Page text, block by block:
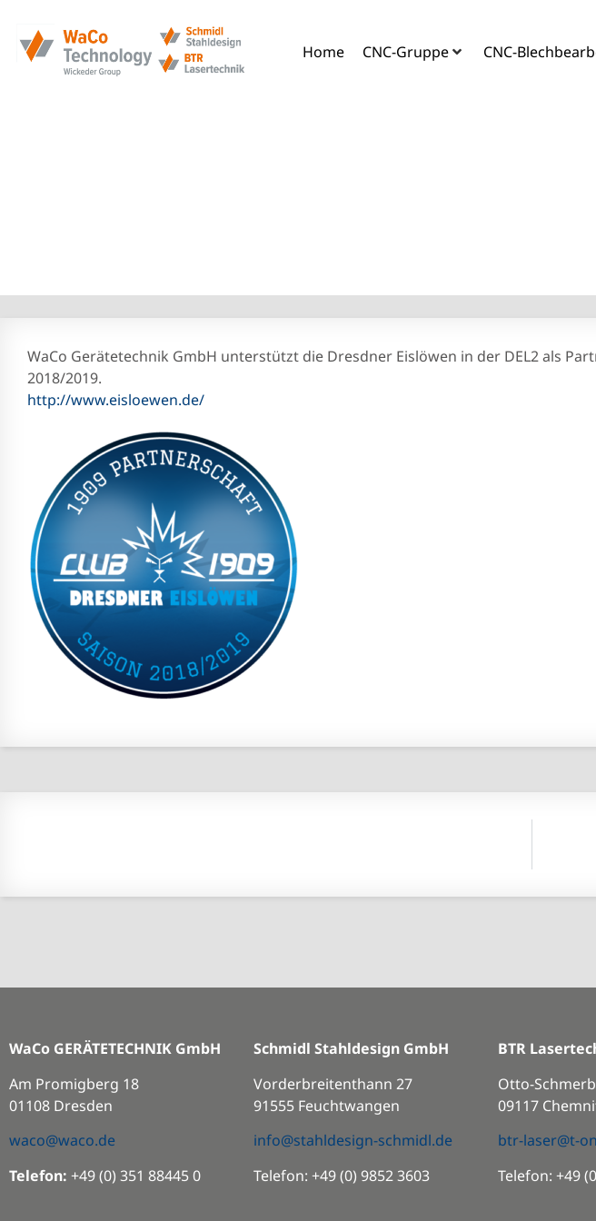
Home CNC-Gruppe CNC-
WaCo Gerätetechnik GmbH unterstützt die Dresdner Eislöwen in der DEL2 als
2018/2019.
http://www.eisloewen.de/
WaCo GERÄTETECHNIK GmbH
Am Promigberg 18
01108 Dresden
waco@waco.de
Telefon: +49 (0) 351 88445 0
Schmidl Stahldesign GmbH
Vorderbreitenthann 27
91555 Feuchtwangen
info@stahldesign-schmidl.de
Telefon: +49 (0) 9852 3603
BTR
Otto-
09117
btr-laser@t-
Telefon: +49